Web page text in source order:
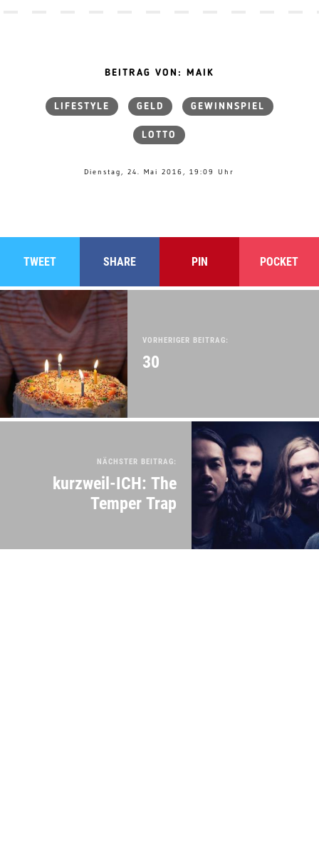
BEITRAG VON: MAIK
LIFESTYLE GELD GEWINNSPIEL
LOTTO
Dienstag, 24. Mai 2016, 19:09 Uhr
TWEET SHARE PIN POCKET
VORHERIGER BEITRAG:
30
NÄCHSTER BEITRAG:
kurzweil-ICH: The
Temper Trap